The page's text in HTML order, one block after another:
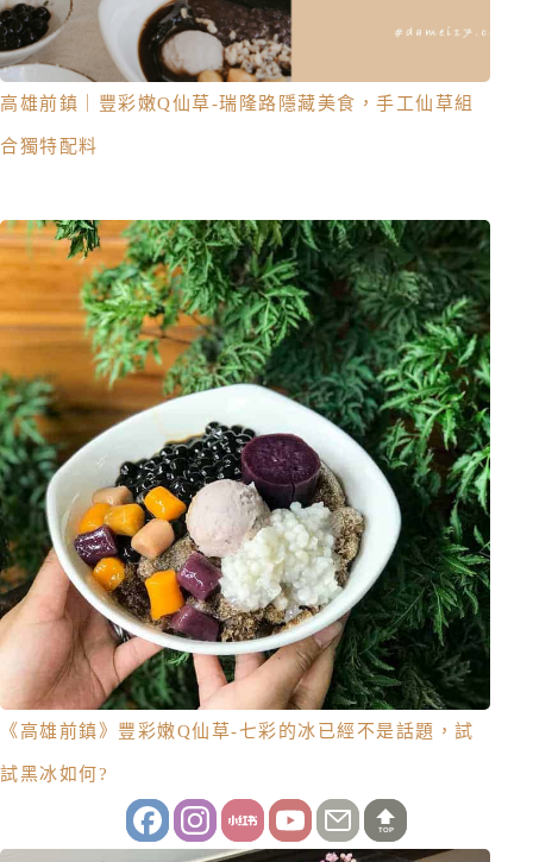
高雄前鎮｜豐彩嫩Q仙草-瑞隆路隱藏美食，手工仙草組
合獨特配料
《高雄前鎮》豐彩嫩Q仙草-七彩的冰已經不是話題，試
試黑冰如何?
TOP